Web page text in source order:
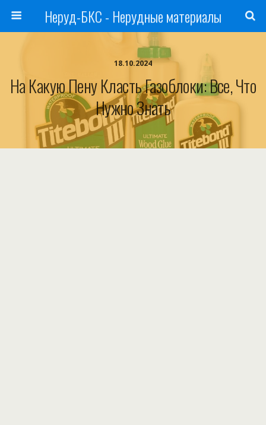
Неруд-БКС - Нерудные материалы
18.10.2024
На Какую Пену Класть Газоблоки: Все, Что
Нужно Знать